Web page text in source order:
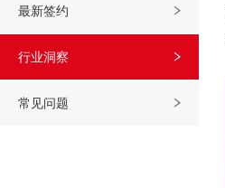
最新签约
行业洞察
常见问题